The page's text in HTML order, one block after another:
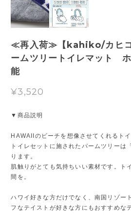
≪再入荷≫【kahiko/カヒコ
ームツリートイレマット
能
¥3,520
▼商品説明
HAWAIIのビーチを想像させてくれるトイ
トイレセットに施されたパームツリーは
ります。
肌触りがとても気持ちいい素材です。ト
間を。
ハワイ好きな方だけでなく、南国リゾー
フなテイストが好きな方にもおすすめな